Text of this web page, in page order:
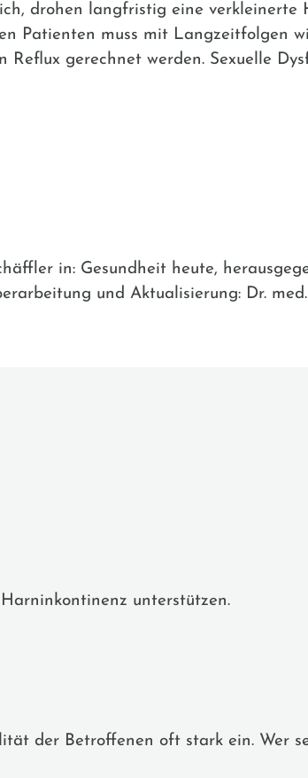
drohen langfristig eine verkleinerte
Patienten muss mit Langzeitfolgen
Reflux gerechnet werden. Sexuelle
in: Gesundheit heute,
und Aktualisierung: Dr.
unterstützen.
der Betroffenen oft stark ein. Wer